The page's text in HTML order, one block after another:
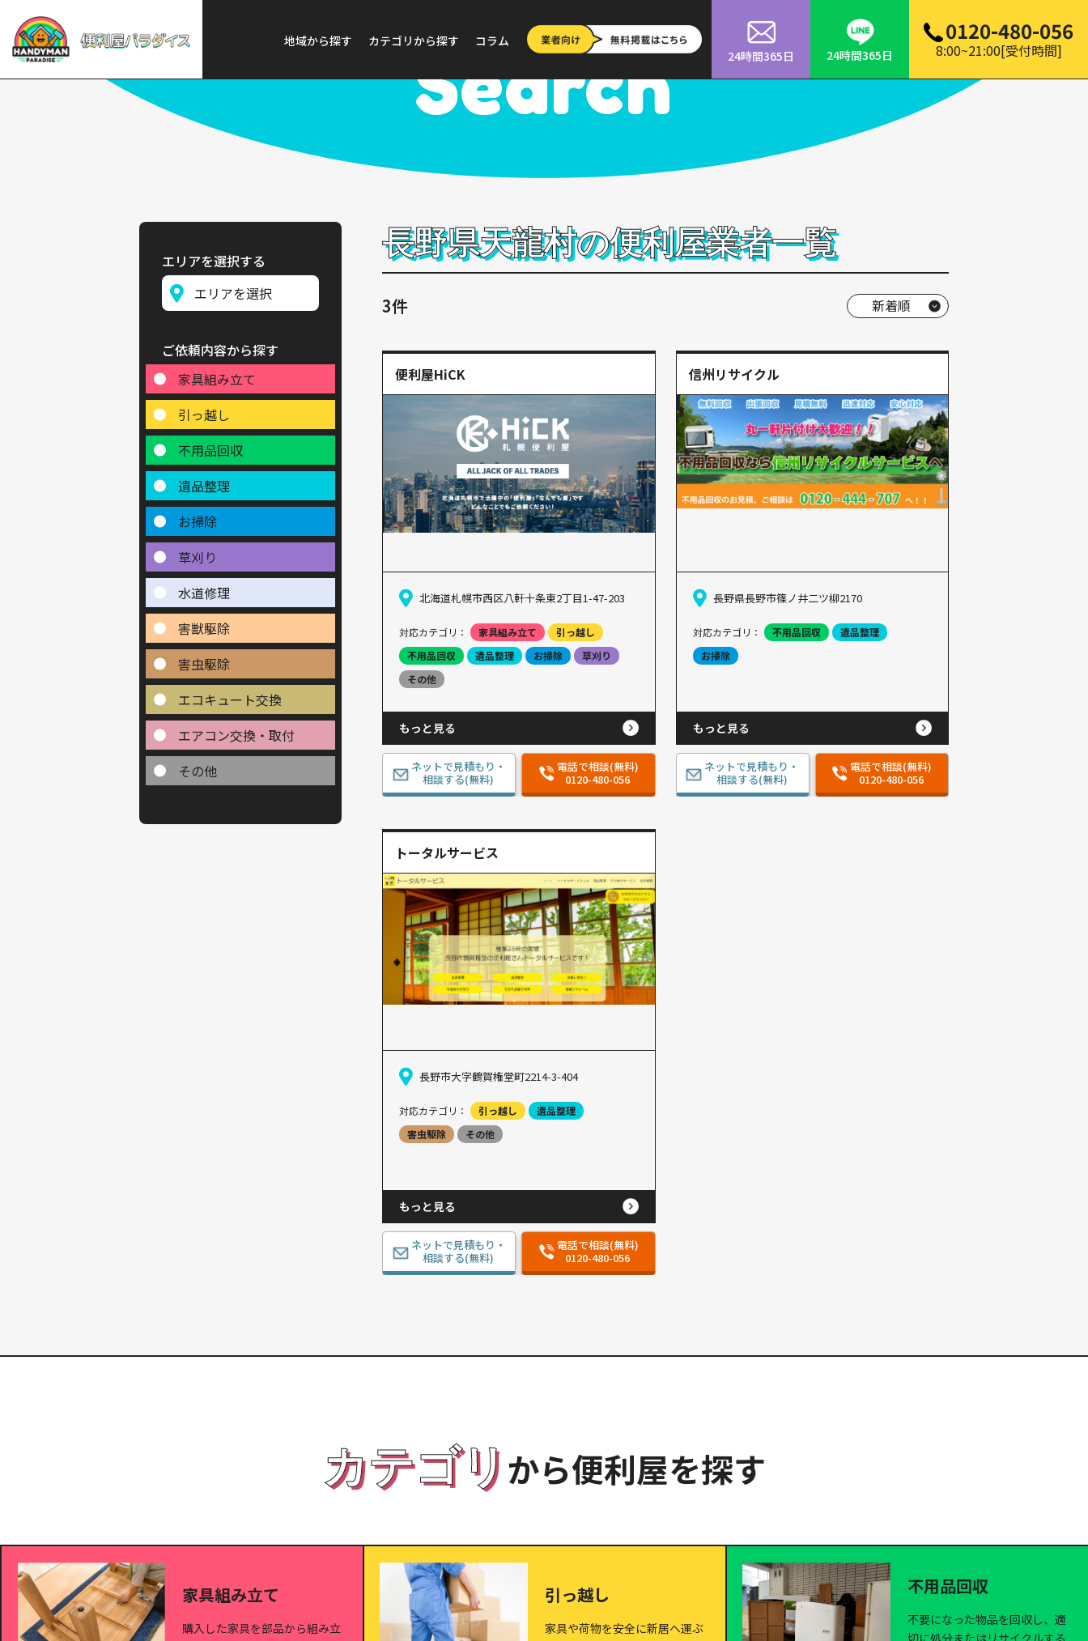
地域から探す カテゴリから探す
コラム
24時間365日
24時間365日
0120-480-056
8:00~21:00[受付時間]
Search
長野県天龍村の便利屋業者一覧
3件
便利屋HiCK
北海道札幌市西区八軒十条東2丁目1-47-203
対応カテゴリ： 家具組み立て
引っ越し
不用品回収
遺品整理 お掃除
草刈り
その他
もっと見る
ネットで見積もり・
相談する(無料)
電話で相談(無料)
0120-480-056
信州リサイクル
長野県長野市篠ノ井二ツ柳2170
対応カテゴリ： 不用品回収
遺品整理
お掃除
もっと見る
ネットで見積もり・
相談する(無料)
電話で相談(無料)
0120-480-056
トータルサービス
長野市大字鶴賀権堂町2214-3-404
対応カテゴリ： 引っ越し
遺品整理
害虫駆除
その他
もっと見る
ネットで見積もり・
相談する(無料)
電話で相談(無料)
0120-480-056
エリアを選択する
ご依頼内容から探す
家具組み立て
引っ越し
不用品回収
遺品整理
お掃除
草刈り
水道修理
害獣駆除
害虫駆除
エコキュート交換
エアコン交換・取付
その他
カテゴリから便利屋を探す
家具組み立て
購入した家具を部品から組み立
引っ越し
家具や荷物を安全に新居へ運ぶ
不用品回収
不要になった物品を回収し、適
切に処分またはリサイクルする